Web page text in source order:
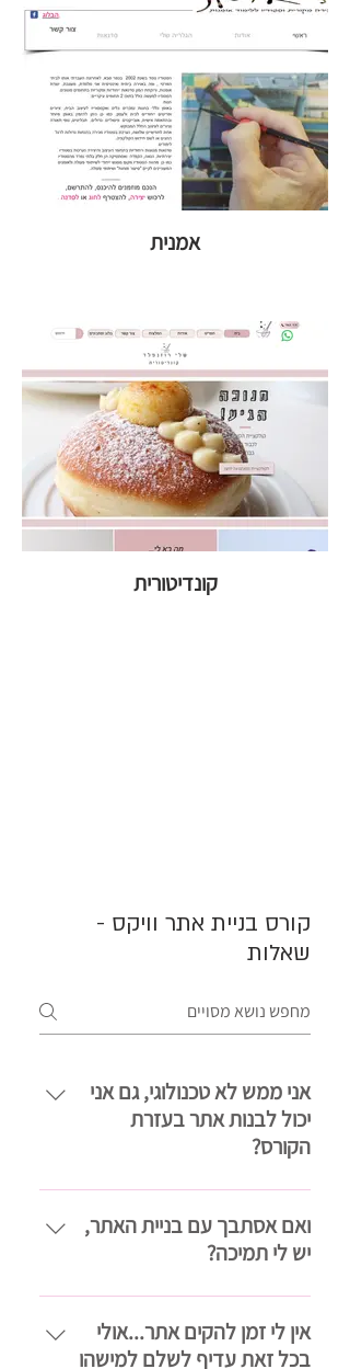
אמנית
קונדיטורית
קורס בניית אתר וויקס -
שאלות
אני ממש לא טכנולוגי, גם אני
יכול לבנות אתר בעזרת
הקורס?
בהחלט כן! הקורס נוצר במיוחד עבור
אנשים כמוך, שאין להם ידע בתכנות או
בעיצוב. אם אתה יודע לכתוב מסמך
תצליח לבנות אתר בקלות. המערכת
עליה אני מלמדת מכילה מאות
תבניות יפיפיות ומקצועיות חינמיות כך
ואם אסתבך עם בניית האתר,
יש לי תמיכה?
בוודאי! למערכת WIX יש תמיכה
באימייל, בפורום ואפילו תמיכה
טלפונית. בנוסף, הקמתי במיוחד
אין לי זמן להקים אתר...אולי
בכל זאת עדיף לשלם למישהו